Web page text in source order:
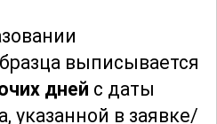
на них.
медицинским
выписывается
дней с даты
указанной в заявке/